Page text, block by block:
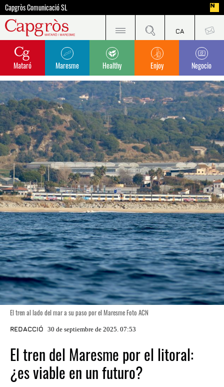
Capgròs Comunicació SL
Mataró Maresme Healthy Enjoy Negocio
El tren al lado del mar a su paso por el Maresme Foto ACN
REDACCIÓ 30 de septiembre de 2025. 07:53
El tren del Maresme por el litoral:
¿es viable en un futuro?